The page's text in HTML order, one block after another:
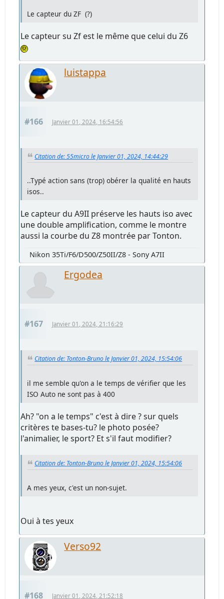
Le capteur du ZF (?)
Le capteur su Zf est le même que celui du Z6
luistappa
#166 Janvier 01, 2024, 16:54:56
Citation de: 55micro le Janvier 01, 2024, 14:44:29
..Typé action sans (trop) obérer la qualité en hauts
isos..
Le capteur du A9II préserve les hauts iso avec
une double amplification, comme le montre
aussi la courbe du Z8 montrée par Tonton.
Nikon 35Ti/F6/D500/Z50II/Z8 - Sony A7II
Ergodea
#167 Janvier 01, 2024, 21:16:29
Citation de: Tonton-Bruno le Janvier 01, 2024, 15:54:06
il me semble qu'on a le temps de vérifier que les
ISO Auto ne sont pas à 400
Ah? "on a le temps" c'est à dire ? sur quels
critères te bases-tu? le photo posée?
l'animalier, le sport? Et s'il faut modifier?
Citation de: Tonton-Bruno le Janvier 01, 2024, 15:54:06
A mes yeux, c'est un non-sujet.
Oui à tes yeux
Verso92
#168 Janvier 01, 2024, 21:52:18